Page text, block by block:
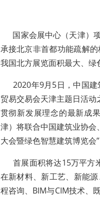
国家会展中心（天津）
承接北京非首都功能疏解
我国北方展览面积最大、
2020年9月5日，中国建
贸易交易会天津主题日活
贯彻新发展理念的最新成
津）将联合中国建筑业协
大会暨绿色智慧建筑博览
首展面积将达15万平方
在新材料、新工艺、新能
程咨询、BIM与CIM技术、